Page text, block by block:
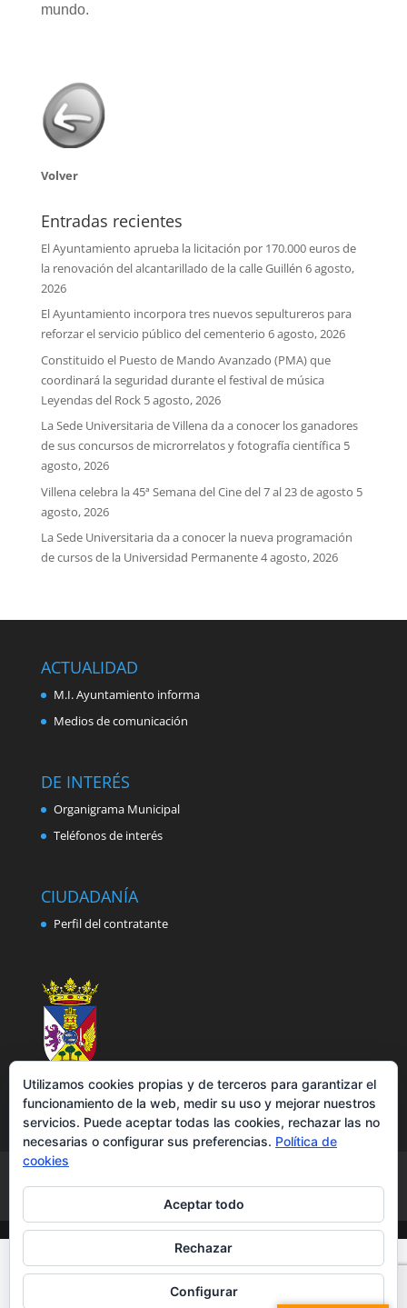
mundo.
Volver
Entradas recientes
El Ayuntamiento aprueba la licitación por 170.000 euros de
la renovación del alcantarillado de la calle Guillén 6 agosto,
2026
El Ayuntamiento incorpora tres nuevos sepultureros para
reforzar el servicio público del cementerio 6 agosto, 2026
Constituido el Puesto de Mando Avanzado (PMA) que
coordinará la seguridad durante el festival de música
Leyendas del Rock 5 agosto, 2026
La Sede Universitaria de Villena da a conocer los ganadores
de sus concursos de microrrelatos y fotografía científica 5
agosto, 2026
Villena celebra la 45ª Semana del Cine del 7 al 23 de agosto 5
agosto, 2026
La Sede Universitaria da a conocer la nueva programación
de cursos de la Universidad Permanente4 agosto, 2026
ACTUALIDAD
M.I. Ayuntamiento informa
Medios de comunicación
DE INTERÉS
Organigrama Municipal
Teléfonos de interés
CIUDADANÍA
Perfil del contratante
Política de cookies
Accesibilidad
Utilizamos cookies propias y de terceros para garantizar el
funcionamiento de la web, medir su uso y mejorar nuestros
servicios. Puede aceptar todas las cookies, rechazar las no
necesarias o configurar sus preferencias. Política de
cookies
Aceptar todo
Rechazar
Configurar